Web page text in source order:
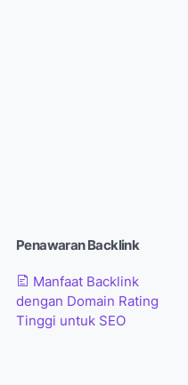
Penawaran Backlink
Manfaat Backlink
dengan Domain Rating
Tinggi untuk SEO